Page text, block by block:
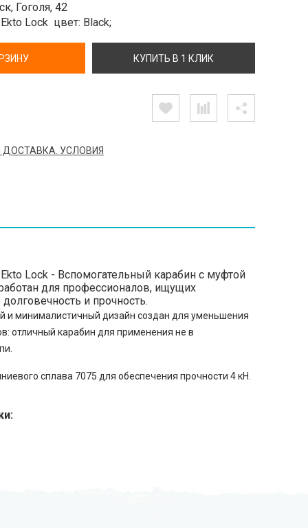
Гоголя, 42
Lock цвет: Black;
КУПИТЬ В 1 КЛИК
ДОСТАВКА. УСЛОВИЯ
Lock - Вспомогательный карабин с муфтой
для профессионалов, ищущих
и прочность.
и минималистичный дизайн создан для уменьшения
отличный карабин для применения не в
сплава 7075 для обеспечения прочности 4 кН.